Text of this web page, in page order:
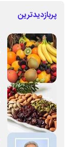
پربازدیدترین